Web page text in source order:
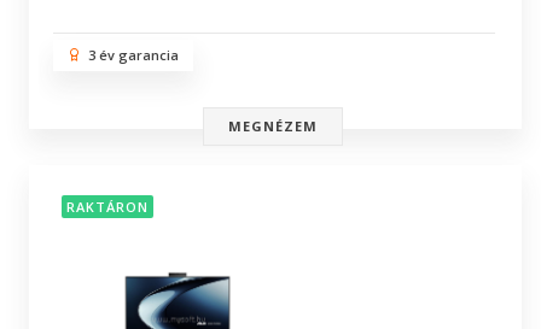
3 év garancia
MEGNÉZEM
RAKTÁRON